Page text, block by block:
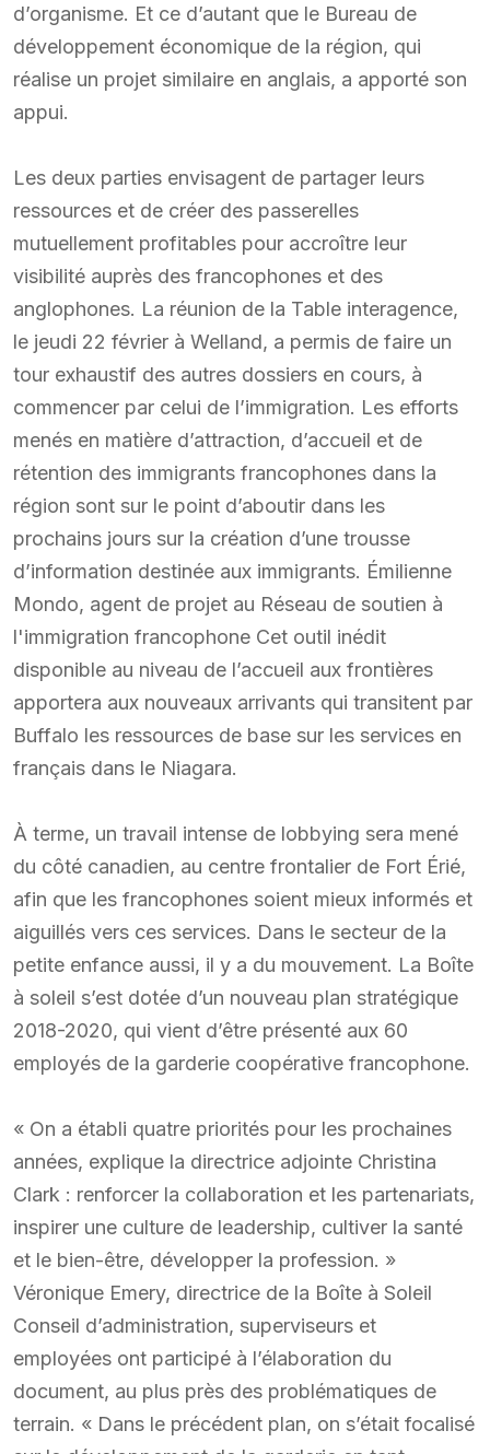
d’organisme. Et ce d’autant que le Bureau de
développement économique de la région, qui
réalise un projet similaire en anglais, a apporté son
appui.
Les deux parties envisagent de partager leurs
ressources et de créer des passerelles
mutuellement profitables pour accroître leur
visibilité auprès des francophones et des
anglophones. La réunion de la Table interagence,
le jeudi 22 février à Welland, a permis de faire un
tour exhaustif des autres dossiers en cours, à
commencer par celui de l’immigration. Les efforts
menés en matière d’attraction, d’accueil et de
rétention des immigrants francophones dans la
région sont sur le point d’aboutir dans les
prochains jours sur la création d’une trousse
d’information destinée aux immigrants. Émilienne
Mondo, agent de projet au Réseau de soutien à
l'immigration francophone Cet outil inédit
disponible au niveau de l’accueil aux frontières
apportera aux nouveaux arrivants qui transitent par
Buffalo les ressources de base sur les services en
français dans le Niagara.
À terme, un travail intense de lobbying sera mené
du côté canadien, au centre frontalier de Fort Érié,
afin que les francophones soient mieux informés et
aiguillés vers ces services. Dans le secteur de la
petite enfance aussi, il y a du mouvement. La Boîte
à soleil s’est dotée d’un nouveau plan stratégique
2018-2020, qui vient d’être présenté aux 60
employés de la garderie coopérative francophone.
« On a établi quatre priorités pour les prochaines
années, explique la directrice adjointe Christina
Clark : renforcer la collaboration et les partenariats,
inspirer une culture de leadership, cultiver la santé
et le bien-être, développer la profession. »
Véronique Emery, directrice de la Boîte à Soleil
Conseil d’administration, superviseurs et
employées ont participé à l’élaboration du
document, au plus près des problématiques de
terrain. « Dans le précédent plan, on s’était focalisé